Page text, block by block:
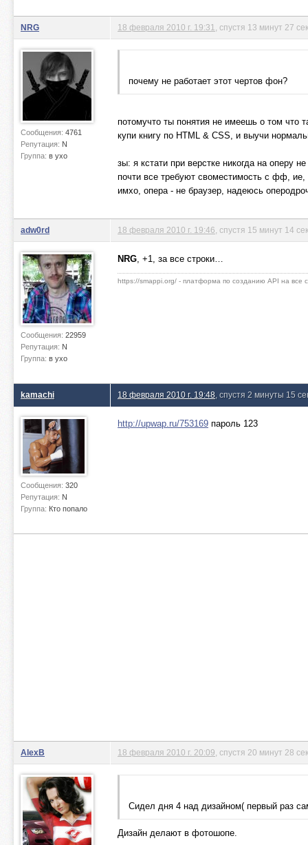
NRG
Сообщения: 4761
Репутация: N
Группа: в ухо
18 февраля 2010 г. 19:31 , спустя 13 минут 27
почему не работает этот чертов фон?
потомучто ты понятия не имеешь о том что
купи книгу по HTML & CSS, и выучи
зы: я кстати при верстке никогда на оперу
почти все требуют своместимость с фф,
имхо, опера - не браузер, надеюсь
adw0rd
Сообщения: 22959
Репутация: N
Группа: в ухо
18 февраля 2010 г. 19:46 , спустя 15 минут 14
NRG, +1, за все строки…
https://smappi.org/ - платформа по созданию API на все
kamachi
Сообщения: 320
Репутация: N
Группа: Кто попало
18 февраля 2010 г. 19:48 , спустя 2 минуты 15
http://upwap.ru/753169 пароль 123
AlexB 18 февраля 2010 г. 20:09 , спустя 20 минут 28
Сидел дня 4 над дизайном( первый раз
Дизайн делают в фотошопе.